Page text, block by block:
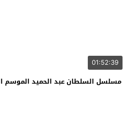
01:52:39
مسلسل السلطان عبد الحميد الموسم